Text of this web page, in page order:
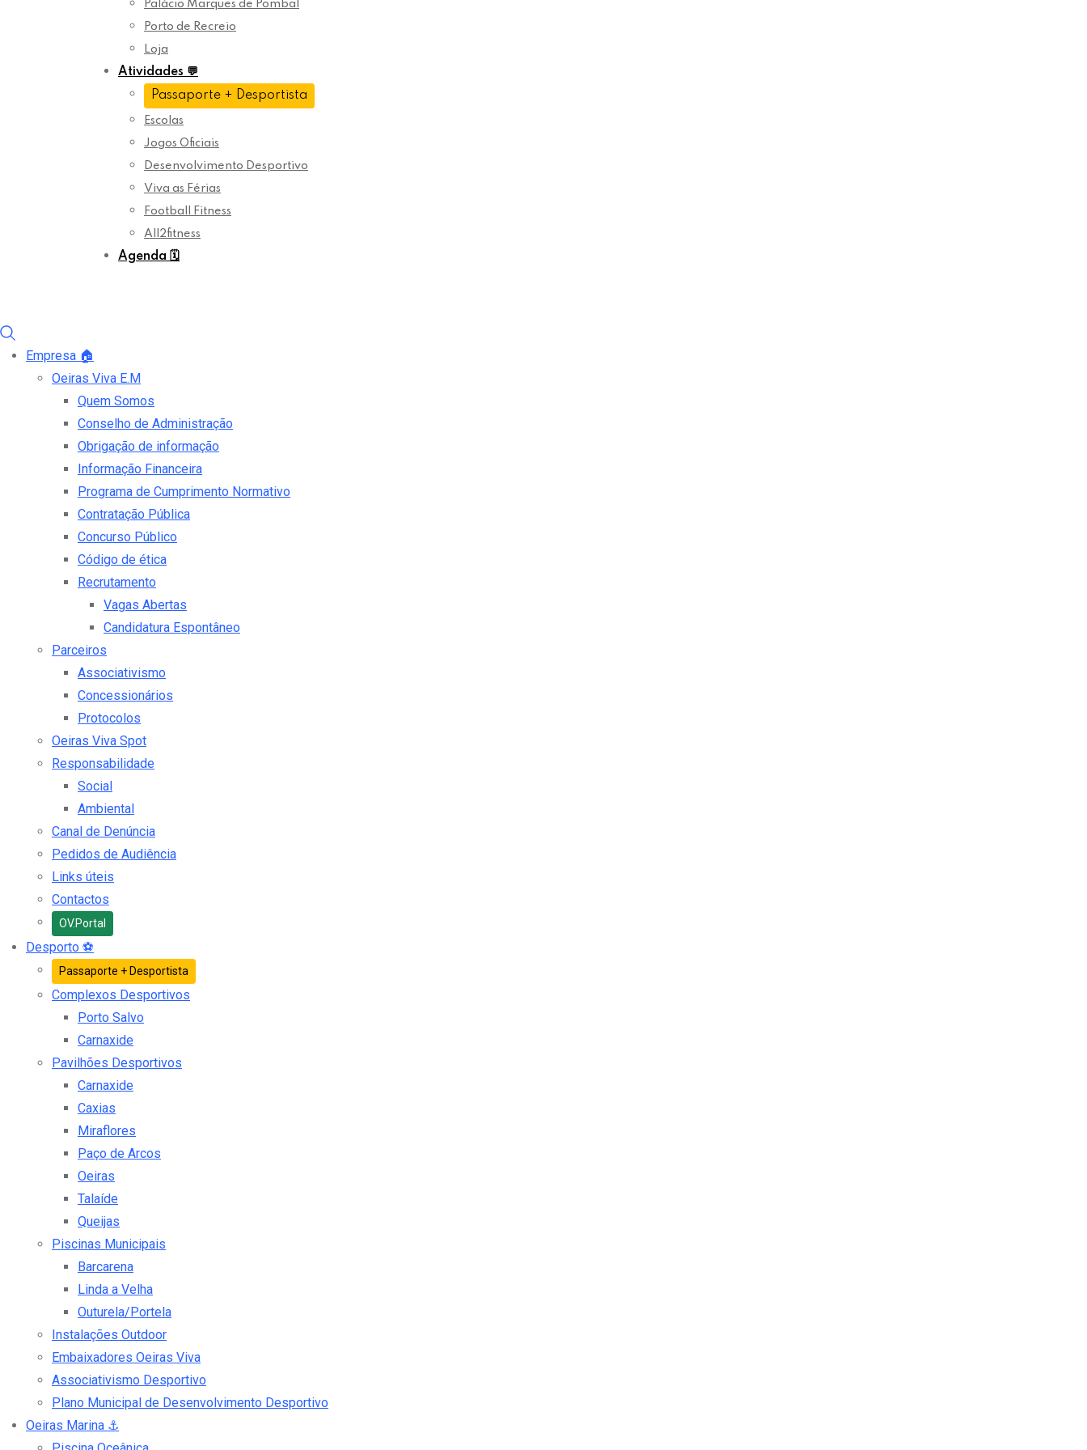
Palácio Marquês de Pombal
Porto de Recreio
Loja
Atividades 💬
Passaporte + Desportista
Escolas
Jogos Oficiais
Desenvolvimento Desportivo
Viva as Férias
Football Fitness
All2fitness
Agenda 🗓️
Empresa 🏠
Oeiras Viva E.M
Quem Somos
Conselho de Administração
Obrigação de informação
Informação Financeira
Programa de Cumprimento Normativo
Contratação Pública
Concurso Público
Código de ética
Recrutamento
Vagas Abertas
Candidatura Espontâneo
Parceiros
Associativismo
Concessionários
Protocolos
Oeiras Viva Spot
Responsabilidade
Social
Ambiental
Canal de Denúncia
Pedidos de Audiência
Links úteis
Contactos
OV.Portal
Desporto ⚽
Passaporte + Desportista
Complexos Desportivos
Porto Salvo
Carnaxide
Pavilhões Desportivos
Carnaxide
Caxias
Miraflores
Paço de Arcos
Oeiras
Talaíde
Queijas
Piscinas Municipais
Barcarena
Linda a Velha
Outurela/Portela
Instalações Outdoor
Embaixadores Oeiras Viva
Associativismo Desportivo
Plano Municipal de Desenvolvimento Desportivo
Oeiras Marina ⚓